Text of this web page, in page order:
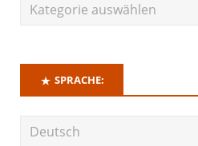
SPRACHE: